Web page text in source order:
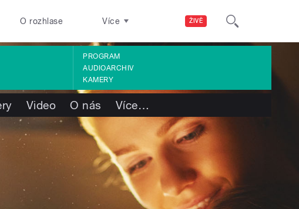
ŽIVĚ
O rozhlase Více
PROGRAM
AUDIOARCHIV
KAMERY
Video O nás Více…